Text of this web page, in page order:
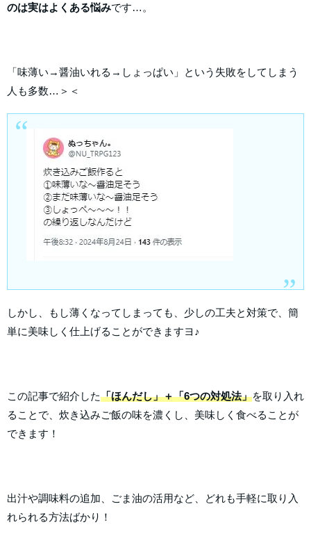
のは実はよくある悩みです…。
「味薄い→醤油いれる→しょっぱい」という失敗をしてしまう
人も多数…＞＜
しかし、もし薄くなってしまっても、少しの工夫と対策で、簡
単に美味しく仕上げることができますヨ♪
この記事で紹介した「ほんだし」＋「6つの対処法」を取り入れ
ることで、炊き込みご飯の味を濃くし、美味しく食べることが
できます！
出汁や調味料の追加、ごま油の活用など、どれも手軽に取り入
れられる方法ばかり！